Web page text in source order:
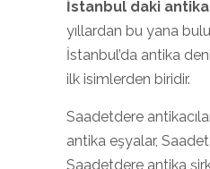
İstanbul daki
yıllardan bu yana
İstanbul’da antika
ilk isimlerden biridir.
Saadetdere
antika eşyalar,
Saadetdere antika